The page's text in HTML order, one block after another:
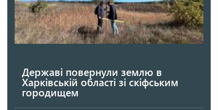
Державі повернули землю в
Харківській області зі скіфським
городищем